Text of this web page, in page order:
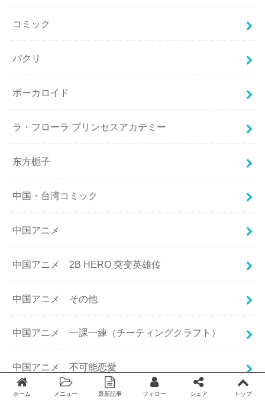
コミック
パクリ
ボーカロイド
ラ・フローラ プリンセスアカデミー
东方栀子
中国・台湾コミック
中国アニメ
中国アニメ 2B HERO 突变英雄传
中国アニメ その他
中国アニメ 一課一練（チーティングクラフト）
中国アニメ 不可能恋愛
ホーム メニュー 最新記事 フォロー シェア トップ
Twitter facebook